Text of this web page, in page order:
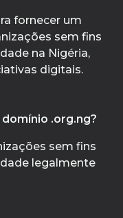
fornecer um
sem fins
na Nigéria,
digitais.
.org.ng?
sem fins
legalmente